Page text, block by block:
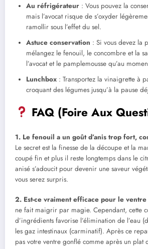
Au réfrigérateur : Vous pouvez la
mais l’avocat risque de s’oxyder
ramollir sous l’effet du sel.
Astuce conservation : Si vous devez la
mélangez le fenouil, le concombre et la
l’avocat et le pamplemousse qu’au
Lunchbox : Transportez la vinaigrette à
croquant des légumes jusqu’à la pause
FAQ (Foire Aux
1. Le fenouil a un goût d’anis trop fort,
Le secret est la finesse de la découpe et la
coupé fin et plus il reste longtemps dans le
anisé s’adoucit pour devenir une saveur
vous serez surpris.
2. Est-ce vraiment efficace pour le
ne fait maigrir par magie. Cependant, cette
d’ingrédients favorise l’élimination de l’eau
les gaz intestinaux (carminatif). Après ce
pas votre ventre gonflé comme après un plat